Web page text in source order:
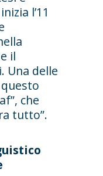
l’11
il
Una delle
che
tutto”.